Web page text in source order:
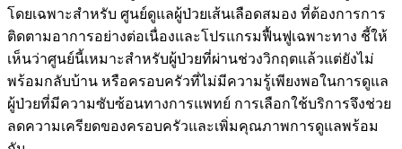
โดยเฉพาะสำหรับ ศูนย์ดูแลผู้ป่วยเส้นเลือดสมอง ที่ต้องการการ
ติดตามอาการอย่างต่อเนื่องและโปรแกรมฟื้นฟูเฉพาะทาง ชี้ให้
เห็นว่าศูนย์นี้เหมาะสำหรับผู้ป่วยที่ผ่านช่วงวิกฤตแล้วแต่ยังไม่
พร้อมกลับบ้าน หรือครอบครัวที่ไม่มีความรู้เพียงพอในการดูแล
ผู้ป่วยที่มีความซับซ้อนทางการแพทย์ การเลือกใช้บริการจึงช่วย
ลดความเครียดของครอบครัวและเพิ่มคุณภาพการดูแลพร้อม